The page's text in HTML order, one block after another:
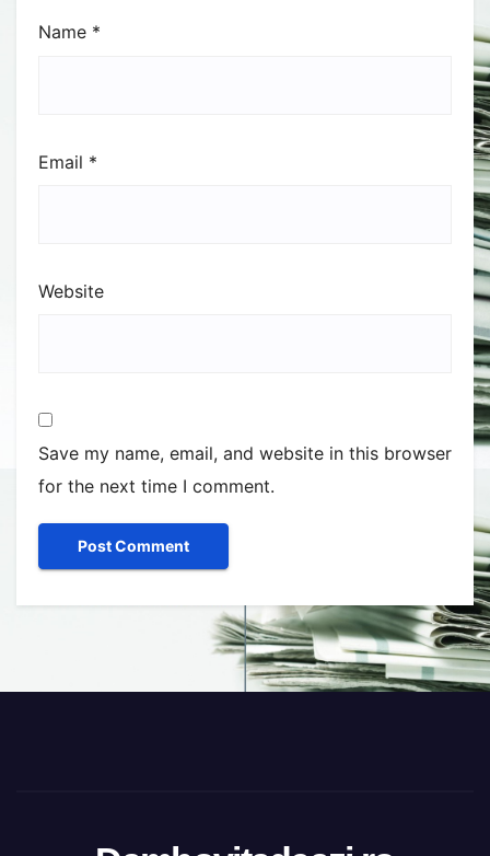
Name *
Email *
Website
Save my name, email, and website in this browser
for the next time I comment.